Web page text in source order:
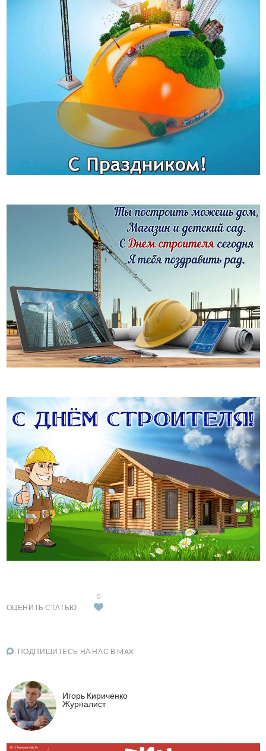
ОЦЕНИТЬ СТАТЬЮ
0
ПОДПИШИТЕСЬ НА НАС В MAX
Игорь Кириченко
Журналист